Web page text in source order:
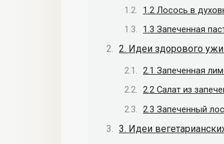
1.2 Лосось в
1.3 Запеченная
2. Идеи здорового
2.1 Запеченная
2.2 Салат из
2.3 Запеченный
3. Идеи